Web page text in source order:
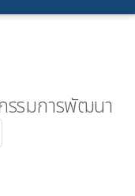
รรมการพัฒนา